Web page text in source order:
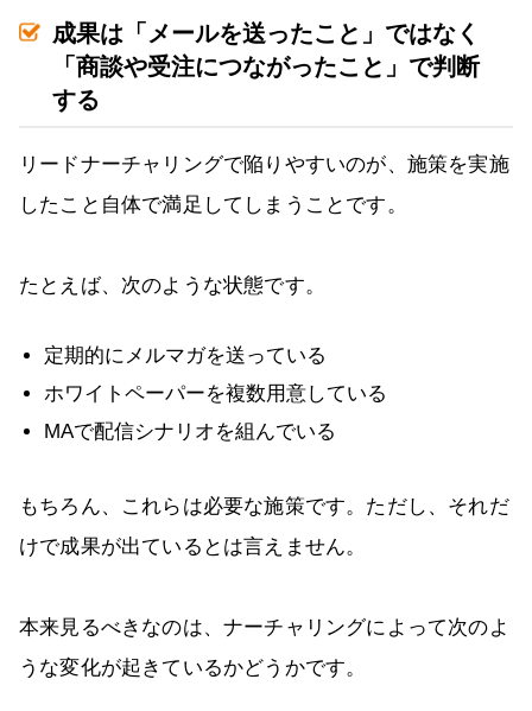
成果は「メールを送ったこと」ではなく
「商談や受注につながったこと」で判断
する
リードナーチャリングで陥りやすいのが、施策を実施
したこと自体で満足してしまうことです。
たとえば、次のような状態です。
定期的にメルマガを送っている
ホワイトペーパーを複数用意している
MAで配信シナリオを組んでいる
もちろん、これらは必要な施策です。ただし、それだ
けで成果が出ているとは言えません。
本来見るべきなのは、ナーチャリングによって次のよ
うな変化が起きているかどうかです。